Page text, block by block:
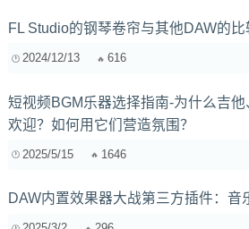
FL Studio的钢琴卷帘与其他DAW的
2024/12/13 616
短视频BGM乐器选择指南-为什么吉
欢迎？如何用它们营造氛围？
2025/5/15 1646
DAW内置效果器大战第三方插件：音